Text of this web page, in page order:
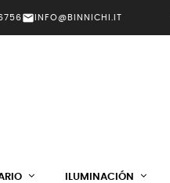
mail INFO@BINNICHI.IT
ILUMINACIÓN